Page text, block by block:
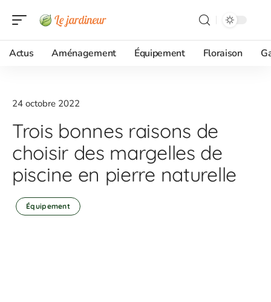
Actus Aménagement Équipement Floraison
24 octobre 2022
Trois bonnes raisons de
choisir des margelles de
piscine en pierre naturelle
Équipement